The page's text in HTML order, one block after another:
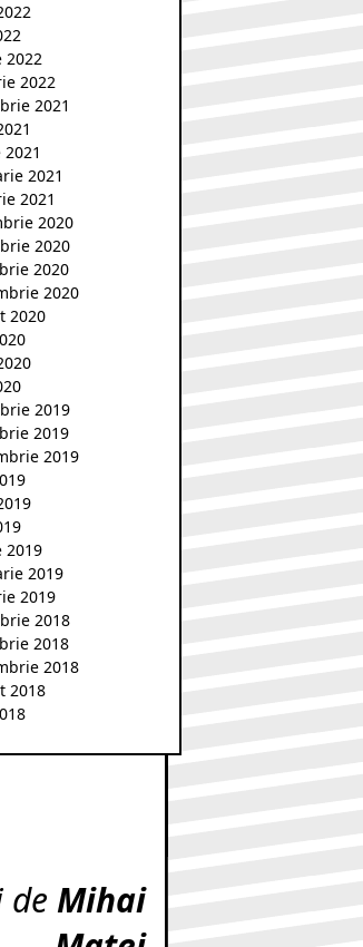
2022
2022
2021
2021
2021
2020
2020
2020
2020
2020
2019
2019
2019
2019
2019
2019
2018
2018
2018
2018
de Mihai